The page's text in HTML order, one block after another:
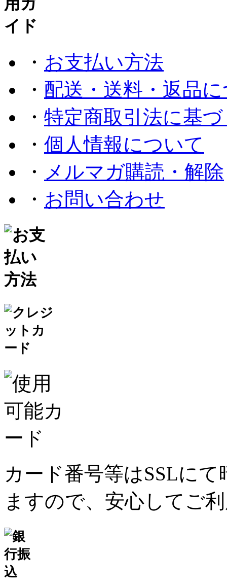
・ お支払い方法
・ 配送・送料・返品
・ 特定商取引法に基
・ 個人情報について
・ メルマガ購読・解除
・ お問い合わせ
カード番号等はSSLに
ますので、安心してご